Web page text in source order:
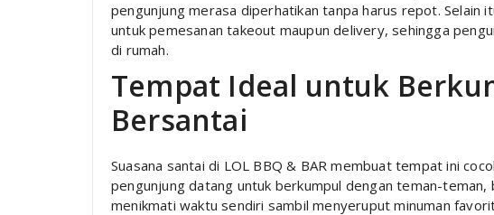
pengunjung merasa diperhatikan tanpa harus repot. Selain
untuk pemesanan takeout maupun delivery, sehingga
di rumah.
Tempat Ideal untuk
Bersantai
Suasana santai di LOL BBQ & BAR membuat tempat ini
pengunjung datang untuk berkumpul dengan teman-
menikmati waktu sendiri sambil menyeruput minuman